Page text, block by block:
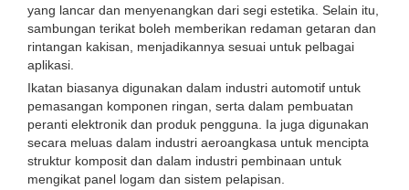
yang lancar dan menyenangkan dari segi estetika. Selain itu,
sambungan terikat boleh memberikan redaman getaran dan
rintangan kakisan, menjadikannya sesuai untuk pelbagai
aplikasi.
Ikatan biasanya digunakan dalam industri automotif untuk
pemasangan komponen ringan, serta dalam pembuatan
peranti elektronik dan produk pengguna. Ia juga digunakan
secara meluas dalam industri aeroangkasa untuk mencipta
struktur komposit dan dalam industri pembinaan untuk
mengikat panel logam dan sistem pelapisan.